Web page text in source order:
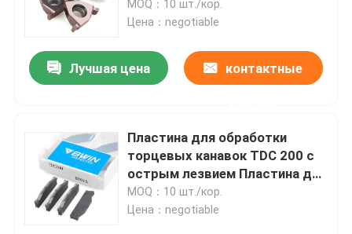
Товары
Видео
инструментов Кнк
MOQ：10 шт./кор.
Цена：negotiable
Лучшая цена контактные
Пластина для обработки
торцевых канавок TDC 200 с
острым лезвием Пластина для
токарного станка с ЧПУ
MOQ：10 шт./кор.
Цена：negotiable